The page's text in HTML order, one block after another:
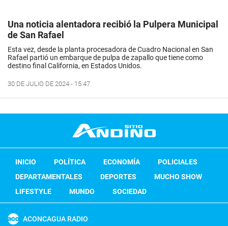
Una noticia alentadora recibió la Pulpera Municipal
de San Rafael
Esta vez, desde la planta procesadora de Cuadro Nacional en San
Rafael partió un embarque de pulpa de zapallo que tiene como
destino final California, en Estados Unidos.
30 DE JULIO DE 2024 - 15:47
INICIO POLÍTICA ECONOMÍA
POLICIALES
DEPARTAMENTALES
DEPORTES
MUCHO SHOW
LIFESTYLE
MUNDO SOCIEDAD
ACONCAGUA RADIO